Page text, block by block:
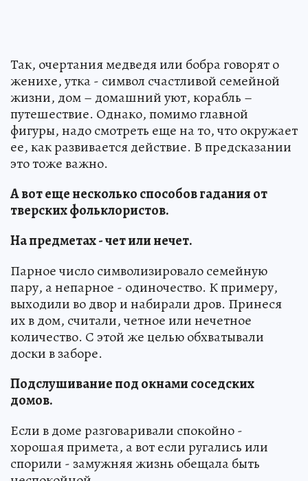
Так, очертания медведя или бобра говорят о
женихе, утка - символ счастливой семейной
жизни, дом – домашний уют, корабль –
путешествие. Однако, помимо главной
фигуры, надо смотреть еще на то, что окружает
ее, как развивается действие. В предсказании
это тоже важно.
А вот еще несколько способов гадания от
тверских фольклористов.
На предметах - чет или нечет.
Парное число символизировало семейную
пару, а непарное - одиночество. К примеру,
выходили во двор и набирали дров. Принеся
их в дом, считали, четное или нечетное
количество. С этой же целью обхватывали
доски в заборе.
Подслушивание под окнами соседских
домов.
Если в доме разговаривали спокойно -
хорошая примета, а вот если ругались или
спорили - замужняя жизнь обещала быть